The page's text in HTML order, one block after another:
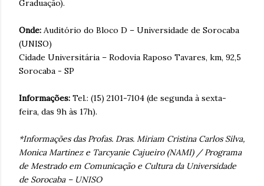
Graduação).
Onde: Auditório do Bloco D – Universidade de Sorocaba
(UNISO)
Cidade Universitária – Rodovia Raposo Tavares, km, 92,5
Sorocaba - SP
Informações: Tel.: (15) 2101-7104 (de segunda à sexta-
feira, das 9h às 17h).
*Informações das Profas. Dras. Miriam Cristina Carlos Silva,
Monica Martinez e Tarcyanie Cajueiro (NAMI) / Programa
de Mestrado em Comunicação e Cultura da Universidade
de Sorocaba – UNISO